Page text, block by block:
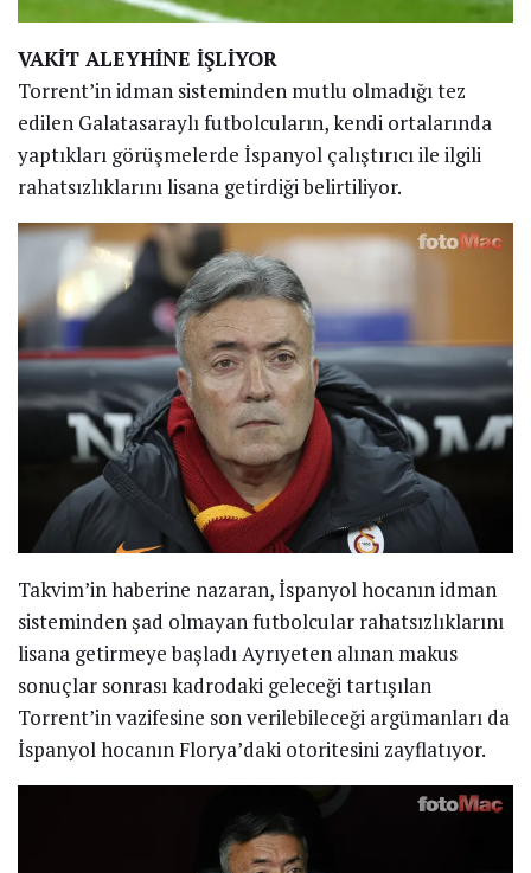
VAKİT ALEYHİNE İŞLİYOR
Torrent’in idman sisteminden mutlu olmadığı tez
edilen Galatasaraylı futbolcuların, kendi ortalarında
yaptıkları görüşmelerde İspanyol çalıştırıcı ile ilgili
rahatsızlıklarını lisana getirdiği belirtiliyor.
Takvim’in haberine nazaran, İspanyol hocanın idman
sisteminden şad olmayan futbolcular rahatsızlıklarını
lisana getirmeye başladı Ayrıyeten alınan makus
sonuçlar sonrası kadrodaki geleceği tartışılan
Torrent’in vazifesine son verilebileceği argümanları da
İspanyol hocanın Florya’daki otoritesini zayflatıyor.